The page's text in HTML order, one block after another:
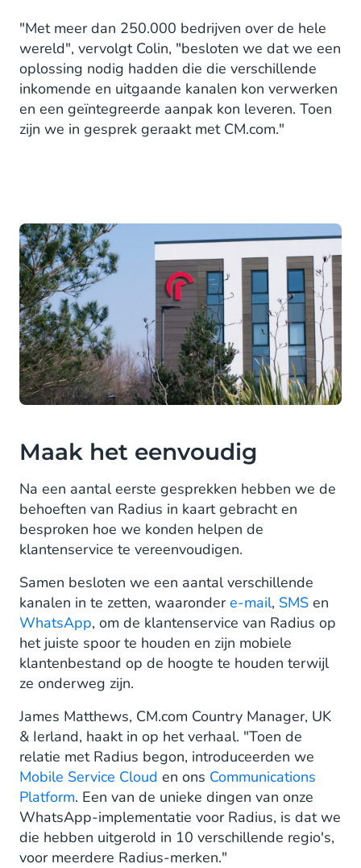
"Met meer dan 250.000 bedrijven over de hele
wereld", vervolgt Colin, "besloten we dat we een
oplossing nodig hadden die die verschillende
inkomende en uitgaande kanalen kon verwerken
en een geïntegreerde aanpak kon leveren. Toen
zijn we in gesprek geraakt met CM.com."
Maak het eenvoudig
Na een aantal eerste gesprekken hebben we de
behoeften van Radius in kaart gebracht en
besproken hoe we konden helpen de
klantenservice te vereenvoudigen.
Samen besloten we een aantal verschillende
kanalen in te zetten, waarondere-mail, SMS en
WhatsApp, om de klantenservice van Radius op
het juiste spoor te houden en zijn mobiele
klantenbestand op de hoogte te houden terwijl
ze onderweg zijn.
James Matthews, CM.com Country Manager, UK
& Ierland, haakt in op het verhaal. "Toen de
relatie met Radius begon, introduceerden we
Mobile Service Cloud en ons Communications
Platform. Een van de unieke dingen van onze
WhatsApp-implementatie voor Radius, is dat we
die hebben uitgerold in 10 verschillende regio's,
voor meerdere Radius-merken."